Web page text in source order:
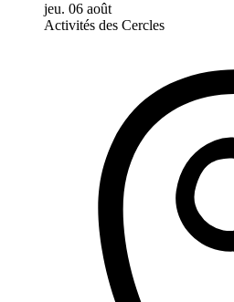
jeu. 06 août
Activités des Cercles